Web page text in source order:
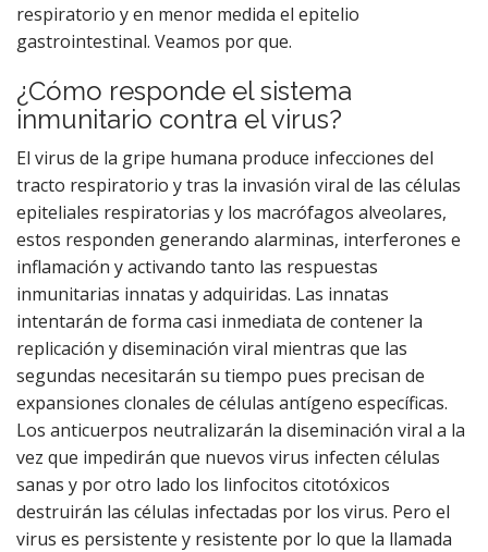
respiratorio y en menor medida el epitelio
gastrointestinal. Veamos por que.
¿Cómo responde el sistema
inmunitario contra el virus?
El virus de la gripe humana produce infecciones del
tracto respiratorio y tras la invasión viral de las células
epiteliales respiratorias y los macrófagos alveolares,
estos responden generando alarminas, interferones e
inflamación y activando tanto las respuestas
inmunitarias innatas y adquiridas. Las innatas
intentarán de forma casi inmediata de contener la
replicación y diseminación viral mientras que las
segundas necesitarán su tiempo pues precisan de
expansiones clonales de células antígeno específicas.
Los anticuerpos neutralizarán la diseminación viral a la
vez que impedirán que nuevos virus infecten células
sanas y por otro lado los linfocitos citotóxicos
destruirán las células infectadas por los virus. Pero el
virus es persistente y resistente por lo que la llamada